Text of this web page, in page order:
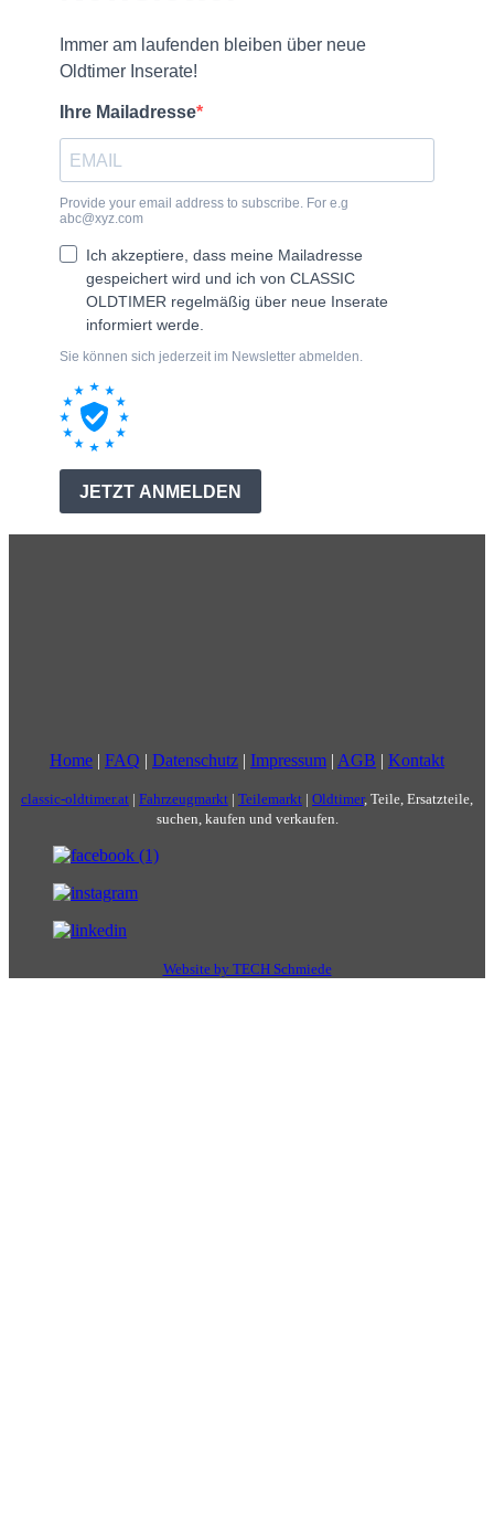
Home | FAQ | Datenschutz | Impressum | AGB | Kontakt
classic-oldtimer.at | Fahrzeugmarkt | Teilemarkt | Oldtimer, Teile, Ersatzteile,
suchen, kaufen und verkaufen.
Website by TECH Schmiede